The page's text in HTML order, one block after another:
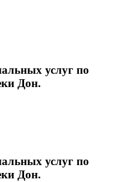
услуг по
Дон.
услуг по
Дон.